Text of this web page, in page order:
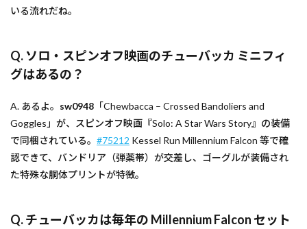
いる流れだね。
Q. ソロ・スピンオフ映画のチューバッカ ミニフィ
グはあるの？
A. あるよ。 sw0948 「Chewbacca – Crossed Bandoliers and
Goggles」が、スピンオフ映画『Solo: A Star Wars Story』の装備
で同梱されている。 #75212 Kessel Run Millennium Falcon 等で確
認できて、バンドリア（弾薬帯）が交差し、ゴーグルが装備され
た特殊な胴体プリントが特徴。
Q. チューバッカは毎年の Millennium Falcon セット